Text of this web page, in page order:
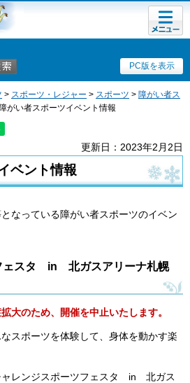
PC版を表示
メニュ
ー
> スポーツ・レジャー > スポーツ > 障がい者ス
がい者スポーツイベント情報
更新日：2023年2月2日
ベント情報
なっている障がい者スポーツのイベン
ェスタ in 北ガスアリーナ札幌
大のため、開催を中止いたします。
スポーツを体験して、身体を動かす楽
ャレンジスポーツフェスタ in 北ガス